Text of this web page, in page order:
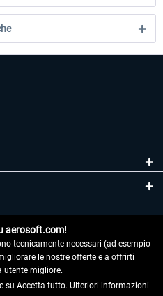
aerosoft.com!
tecnicamente necessari (ad esempio
le nostre offerte e a offrirti
utente migliore.
su Accetta tutto. Ulteriori informazioni